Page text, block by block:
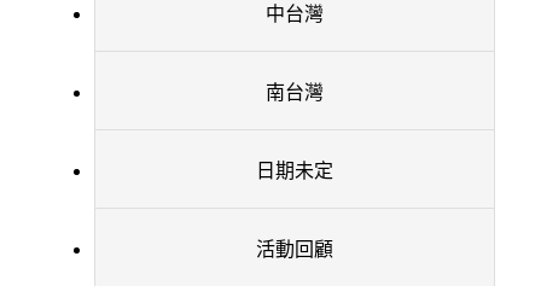
中台灣
南台灣
日期未定
活動回顧